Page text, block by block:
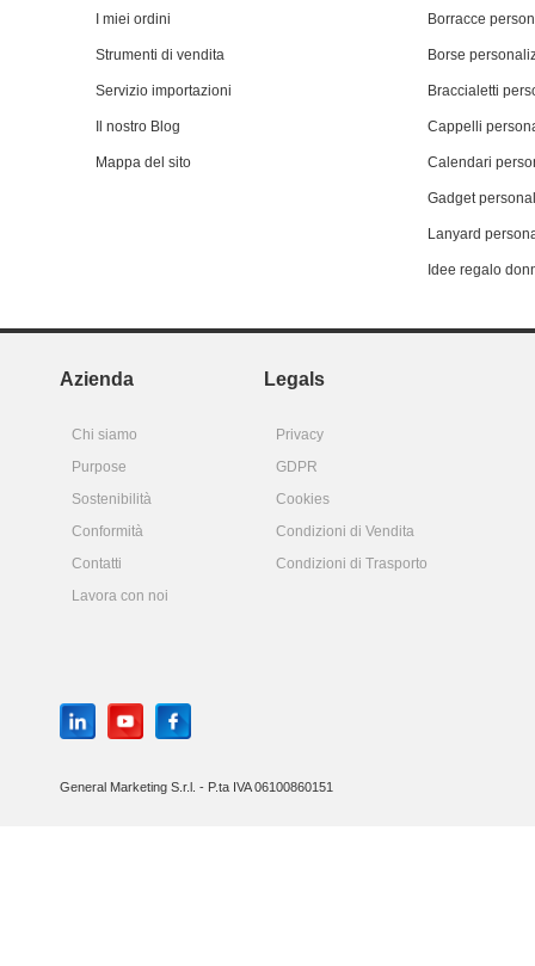
I miei ordini
Strumenti di vendita
Servizio importazioni
Il nostro Blog
Mappa del sito
Borracce
Borse
Braccialetti
Cappelli
Calendari
Gadget
Lanyard
Idee regalo
Azienda Legals
Chi siamo
Privacy
Purpose
GDPR
Sostenibilità
Cookies
Conformità
Condizioni di Vendita
Contatti
Condizioni di Trasporto
Lavora con noi
General Marketing S.r.l. - P.ta IVA 06100860151